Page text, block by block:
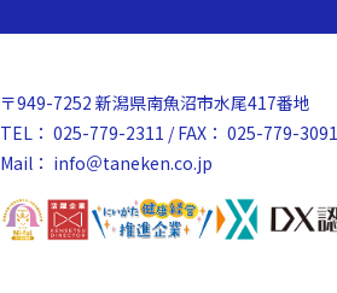
〒949-7252 新潟県南魚沼市水尾417番地
TEL： 025-779-2311 / FAX： 025-779-3091
Mail： info＠taneken.co.jp